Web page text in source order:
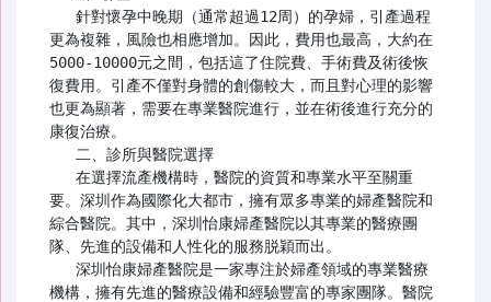
更為複雜，風險也相應增加。因此，費用也最高，大約在
5000-10000元之間，包括這了住院費、手術費及術後恢
復費用。引產不僅對身體的創傷較大，而且對心理的影響
也更為顯著，需要在專業醫院進行，並在術後進行充分的
康復治療。
要。深圳作為國際化大都市，擁有眾多專業的婦產醫院和
綜合醫院。其中，深圳怡康婦產醫院以其專業的醫療團
隊、先進的設備和人性化的服務脱穎而出。
機構，擁有先進的醫療設備和經驗豐富的專家團隊。醫院